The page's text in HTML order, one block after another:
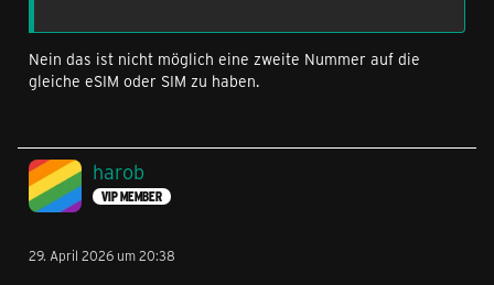
Nein das ist nicht möglich eine zweite Nummer auf die
gleiche eSIM oder SIM zu haben.
harob
VIP MEMBER
29. April 2026 um 20:38